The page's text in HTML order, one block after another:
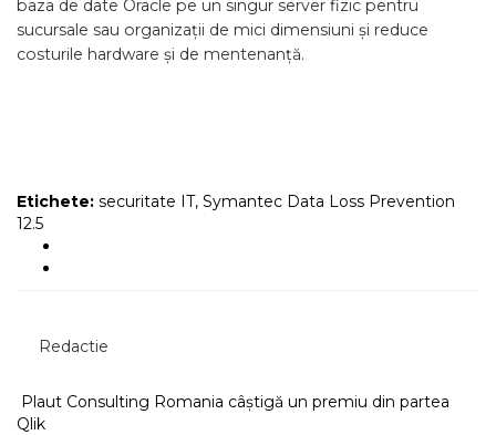
baza de date Oracle pe un singur server fizic pentru
sucursale sau organizații de mici dimensiuni și reduce
costurile hardware și de mentenanță.
Etichete: securitate IT, Symantec Data Loss Prevention
12.5
Redactie
Plaut Consulting Romania câștigă un premiu din partea
Qlik